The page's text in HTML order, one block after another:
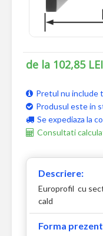
de la 102,85 LEI
Pretul nu include
Produsul este in
Se expediaza la
Consultati
Descriere:
Europrofil cu
cald
Forma